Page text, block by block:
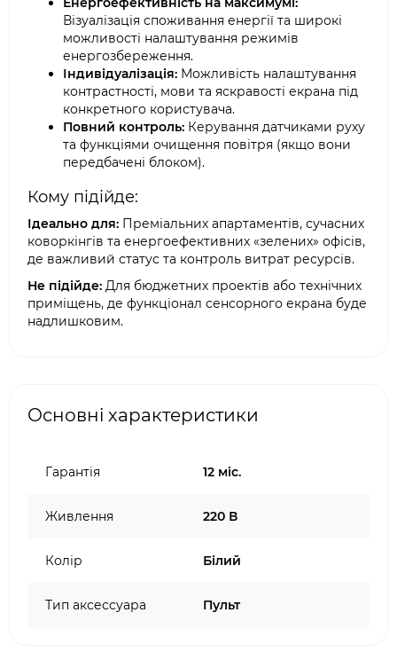
Візуалізація споживання енергії та широкі
можливості налаштування режимів
енергозбереження.
Індивідуалізація: Можливість налаштування
контрастності, мови та яскравості екрана під
конкретного користувача.
Повний контроль: Керування датчиками руху
та функціями очищення повітря (якщо вони
передбачені блоком).
Кому підійде:
Ідеально для: Преміальних апартаментів, сучасних
коворкінгів та енергоефективних «зелених» офісів,
де важливий статус та контроль витрат ресурсів.
Не підійде: Для бюджетних проектів або технічних
приміщень, де функціонал сенсорного екрана буде
надлишковим.
Основні характеристики
Гарантія 12 міс.
Живлення 220 В
Колір Білий
Тип аксессуара Пульт